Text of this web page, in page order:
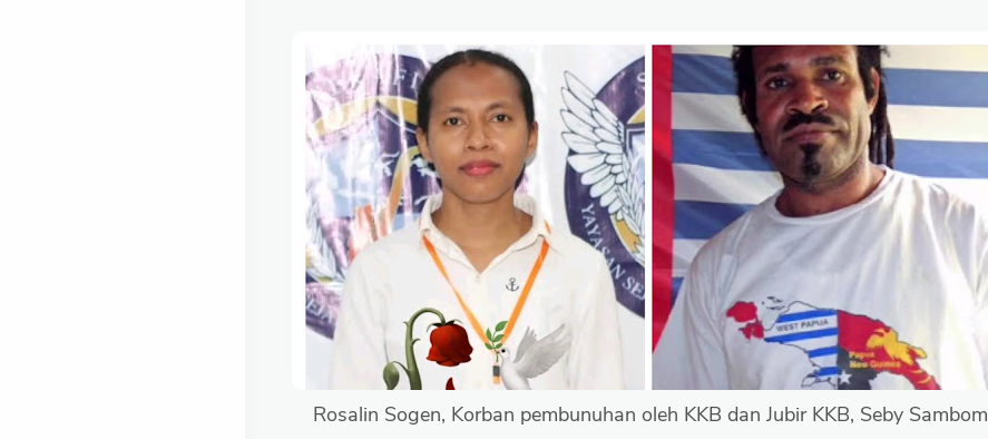
Rosalin Sogen, Korban pembunuhan oleh KKB dan Jubir KKB, Seby Sambom